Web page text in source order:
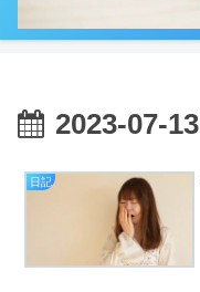
2023-07-13
日記